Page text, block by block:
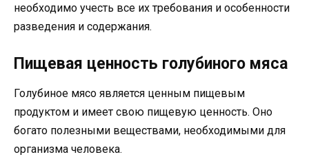
необходимо учесть все их требования и особенности
разведения и содержания.
Пищевая ценность голубиного мяса
Голубиное мясо является ценным пищевым
продуктом и имеет свою пищевую ценность. Оно
богато полезными веществами, необходимыми для
организма человека.